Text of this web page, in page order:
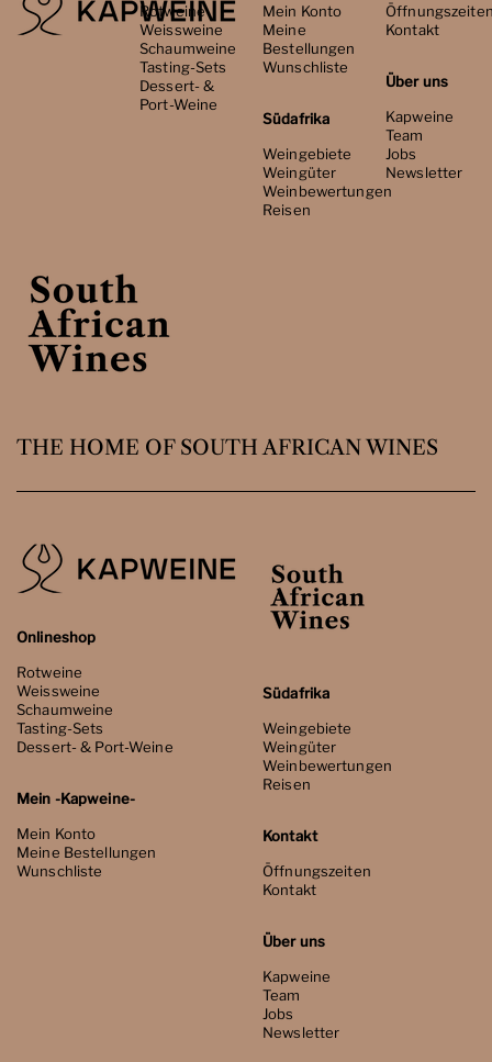
Rotweine
Weissweine
Schaumweine
Tasting-Sets
Dessert- &
Port-Weine
Mein Konto
Meine
Bestellungen
Wunschliste
Südafrika
Weingebiete
Weingüter
Weinbewertungen
Reisen
Kontakt
Über uns
Kapweine
Team
Jobs
Newsletter
THE HOME OF SOUTH AFRICAN WINES
Onlineshop
Rotweine
Weissweine
Schaumweine
Tasting-Sets
Dessert- & Port-Weine
Mein -Kapweine-
Mein Konto
Meine Bestellungen
Wunschliste
Südafrika
Weingebiete
Weingüter
Weinbewertungen
Reisen
Kontakt
Öffnungszeiten
Kontakt
Über uns
Kapweine
Team
Jobs
Newsletter